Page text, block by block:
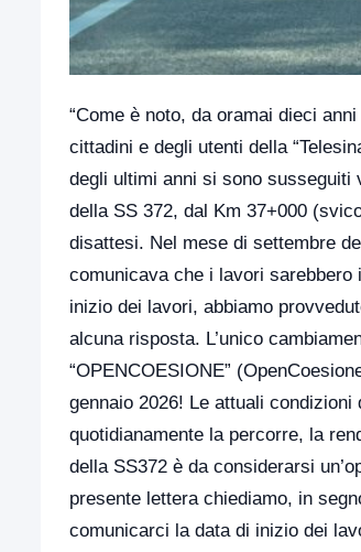
“Come è noto, da oramai dieci
cittadini e degli utenti della
degli ultimi anni si sono susseguiti
della SS 372, dal Km 37+000
disattesi. Nel mese di settembre
comunicava che i lavori
inizio dei lavori, abbiamo
alcuna risposta. L’unico
“OPENCOESIONE”
gennaio 2026! Le attuali
quotidianamente la percorre, la
della SS372 è da considerarsi
presente lettera chiediamo, in
comunicarci la data di inizio dei